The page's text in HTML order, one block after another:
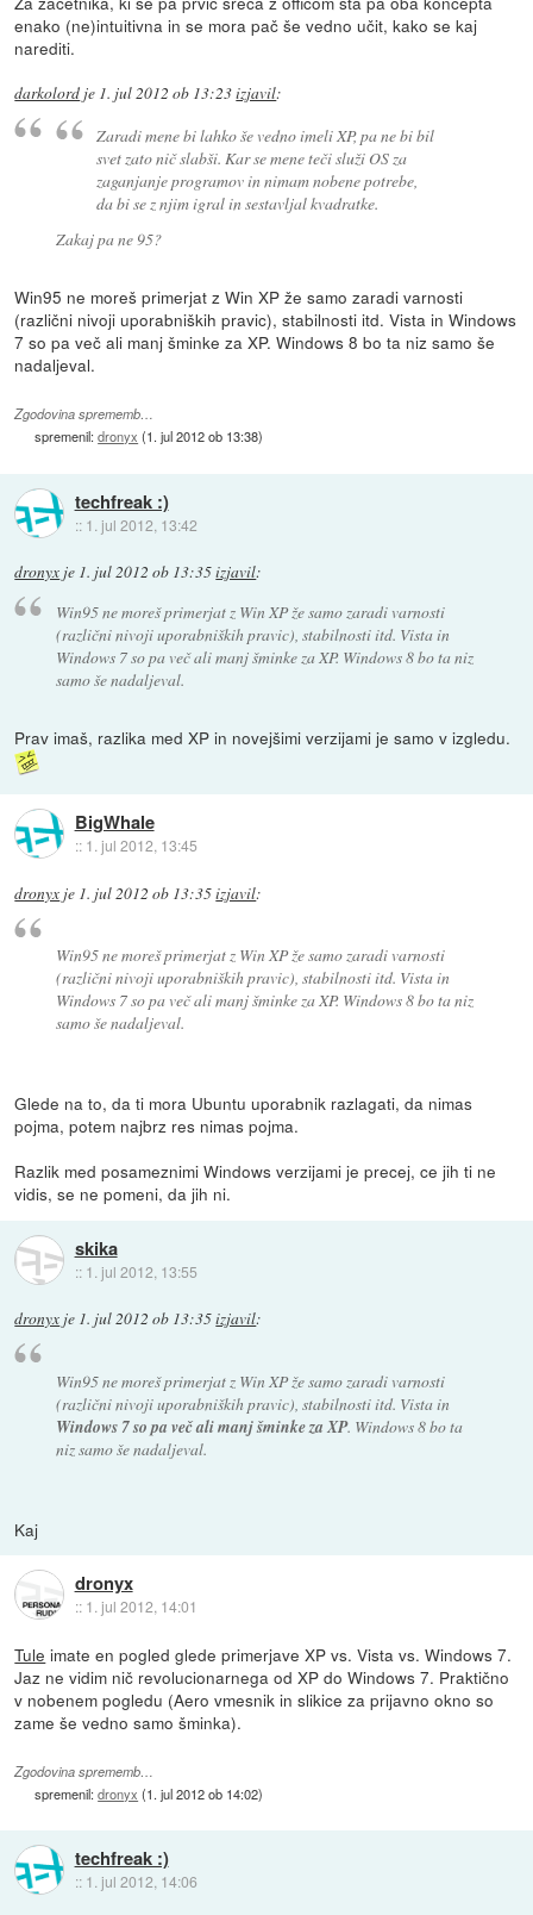
enako (ne)intuitivna in se mora pač še vedno učit, kako se kaj
narediti.
darkolord je 1. jul 2012 ob 13:23izjavil:
Zaradi mene bi lahko še vedno imeli XP, pa ne bi bil
svet zato nič slabši. Kar se mene teči služi OS za
zaganjanje programov in nimam nobene potrebe,
da bi se z njim igral in sestavljal kvadratke.
Zakaj pa ne 95?
Win95 ne moreš primerjat z Win XP že samo zaradi varnosti
(različni nivoji uporabniških pravic), stabilnosti itd. Vista in Windows
7 so pa več ali manj šminke za XP. Windows 8 bo ta niz samo še
nadaljeval.
Zgodovina sprememb…
spremenil:dronyx (1. jul 2012 ob 13:38)
techfreak :)
:: 1. jul 2012, 13:42
dronyx je 1. jul 2012 ob 13:35izjavil:
Win95 ne moreš primerjat z Win XP že samo zaradi varnosti
(različni nivoji uporabniških pravic), stabilnosti itd. Vista in
Windows 7 so pa več ali manj šminke za XP. Windows 8 bo ta niz
samo še nadaljeval.
Prav imaš, razlika med XP in novejšimi verzijami je samo v izgledu.
BigWhale
:: 1. jul 2012, 13:45
dronyx je 1. jul 2012 ob 13:35izjavil:
Win95 ne moreš primerjat z Win XP že samo zaradi varnosti
(različni nivoji uporabniških pravic), stabilnosti itd. Vista in
Windows 7 so pa več ali manj šminke za XP. Windows 8 bo ta niz
samo še nadaljeval.
Glede na to, da ti mora Ubuntu uporabnik razlagati, da nimas
pojma, potem najbrz res nimas pojma.
Razlik med posameznimi Windows verzijami je precej, ce jih ti ne
vidis, se ne pomeni, da jih ni.
skika
:: 1. jul 2012, 13:55
dronyx je 1. jul 2012 ob 13:35izjavil:
Win95 ne moreš primerjat z Win XP že samo zaradi varnosti
(različni nivoji uporabniških pravic), stabilnosti itd. Vista in
Windows 7 so pa več ali manj šminke za XP. Windows 8 bo ta
niz samo še nadaljeval.
Kaj
dronyx
:: 1. jul 2012, 14:01
Tule imate en pogled glede primerjave XP vs. Vista vs. Windows 7.
Jaz ne vidim nič revolucionarnega od XP do Windows 7. Praktično
v nobenem pogledu (Aero vmesnik in slikice za prijavno okno so
zame še vedno samo šminka).
Zgodovina sprememb…
spremenil:dronyx (1. jul 2012 ob 14:02)
techfreak :)
:: 1. jul 2012, 14:06